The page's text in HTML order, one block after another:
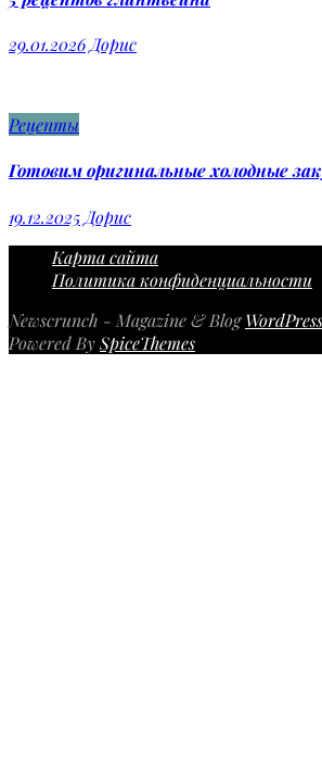
29.01.2026 Дорис
Рецепты
Готовим оригинальные холодные
19.12.2025 Дорис
Карта сайта
Политика конфиденциальности
Newscrunch - Magazine & BlogWordPress
Powered BySpiceThemes